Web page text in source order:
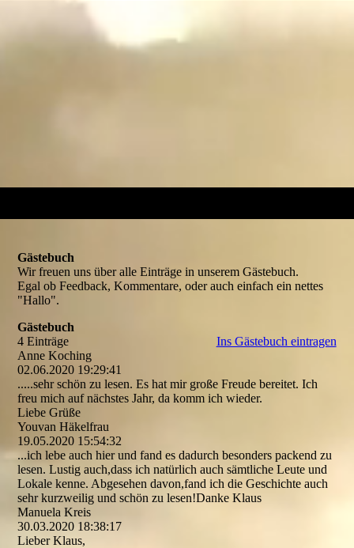
Gästebuch
Wir freuen uns über alle Einträge in unserem Gästebuch.
Egal ob Feedback, Kommentare, oder auch einfach ein nettes
"Hallo".
Gästebuch
4 Einträge
Ins Gästebuch eintragen
Anne Koching
02.06.2020 19:29:41
.....sehr schön zu lesen. Es hat mir große Freude bereitet. Ich
freu mich auf nächstes Jahr, da komm ich wieder.
Liebe Grüße
Youvan Häkelfrau
19.05.2020 15:54:32
...ich lebe auch hier und fand es dadurch besonders packend zu
lesen. Lustig auch,dass ich natürlich auch sämtliche Leute und
Lokale kenne. Abgesehen davon,fand ich die Geschichte auch
sehr kurzweilig und schön zu lesen!Danke Klaus
Manuela Kreis
30.03.2020 18:38:17
Lieber Klaus,